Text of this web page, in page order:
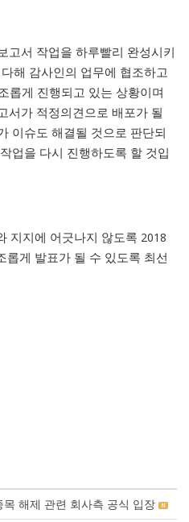
고서 작업을 하루빨리 완성시키
해 감사인의 업무에 협조하고
롭게 진행되고 있는 상황이며
서가 적정의견으로 배포가 될
이슈도 해결될 것으로 판단되
업을 다시 진행하도록 할 것입
지지에 어긋나지 않도록 2018
게 발표가 될 수 있도록 최선
해제 관련 회사측 공식 입장
N